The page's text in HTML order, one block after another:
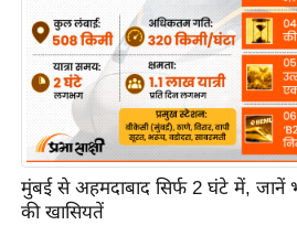
मुंबई से अहमदाबाद सिर्फ 2 घंटे में, जानें
की खासियतें